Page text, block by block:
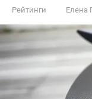
Рейтинги Елена